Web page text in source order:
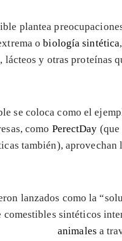
plantea
obiología sintética
y otras proteínas
se coloca como el
como PerectDay (que
también),
lanzados como la
sintéticos
animales a